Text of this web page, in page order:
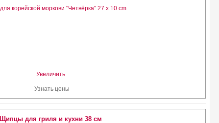
Увеличить
Узнать цены
Щипцы для гриля и кухни 38 см